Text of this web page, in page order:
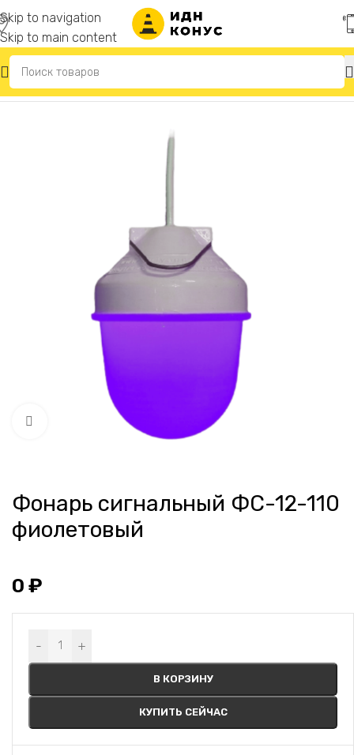
Skip to navigation
Skip to main content
Главная Фонари сигнальные
Нажмите, чтобы увеличить
Фонарь сигнальный ФС-12-110
фиолетовый
0 ₽
- +
В КОРЗИНУ
КУПИТЬ СЕЙЧАС
Alternative: